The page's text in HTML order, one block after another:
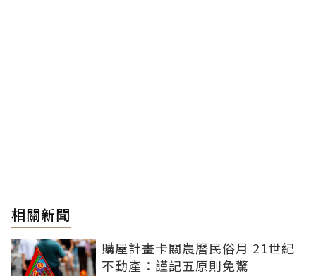
相關新聞
購屋計畫卡關農曆民俗月 21世紀
不動產：謹記五原則免驚